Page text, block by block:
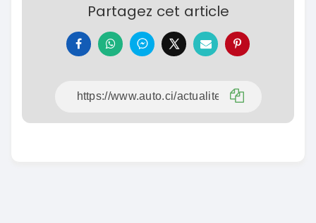
Partagez cet article